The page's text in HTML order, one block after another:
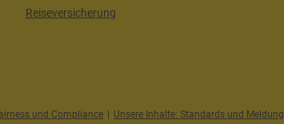
Reiseversicherung
und Compliance | Unsere Inhalte: Standards und Meldung